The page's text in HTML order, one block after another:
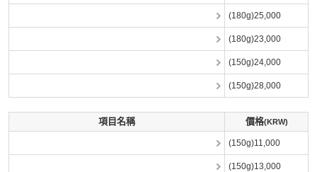
(180g)25,000
(180g)23,000
(150g)24,000
(150g)28,000
項目名稱 價格(KRW)
(150g)11,000
(150g)13,000